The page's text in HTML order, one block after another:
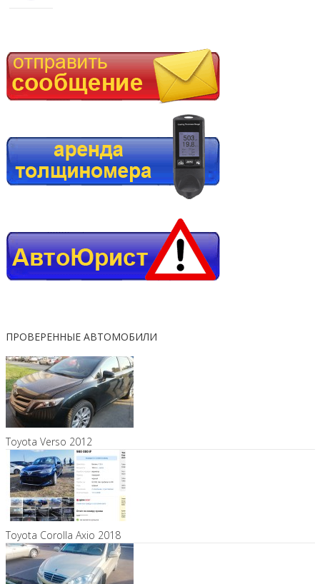
ПРОВЕРЕННЫЕ АВТОМОБИЛИ
Toyota Verso 2012
Toyota Corolla Axio 2018